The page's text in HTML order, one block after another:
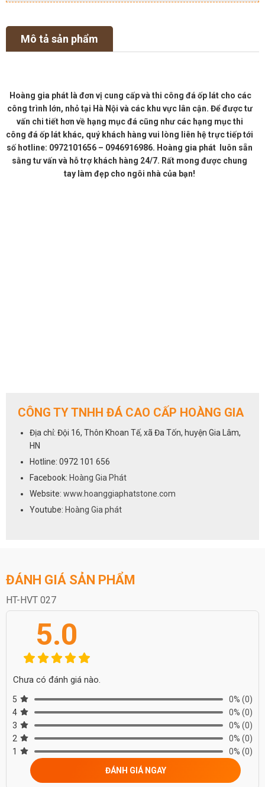
Mô tả sản phẩm
Hoàng gia phát là đơn vị cung cấp và thi công đá ốp lát cho các
công trình lớn, nhỏ tại Hà Nội và các khu vực lân cận. Để được tư
vấn chi tiết hơn về hạng mục đá cũng như các hạng mục thi
công đá ốp lát khác, quý khách hàng vui lòng liên hệ trực tiếp tới
số hotline: 0972101656 – 0946916986. Hoàng gia phát luôn sẵn
sằng tư vấn và hỗ trợ khách hàng 24/7. Rất mong được chung
tay làm đẹp cho ngôi nhà của bạn!
CÔNG TY TNHH ĐÁ CAO CẤP HOÀNG GIA
Địa chỉ: Đội 16, Thôn Khoan Tế, xã Đa Tốn, huyện Gia Lâm,
HN
Hotline: 0972 101 656
Facebook: Hoàng Gia Phát
Website: www.hoanggiaphatstone.com
Youtube: Hoàng Gia phát
ĐÁNH GIÁ SẢN PHẨM
HT-HVT 027
5.0
Chưa có đánh giá nào.
5 0% (0)
4
0% (0)
3
0% (0)
2
0% (0)
1
0% (0)
ĐÁNH GIÁ NGAY